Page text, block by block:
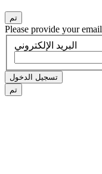
تم
Please provide your email
البريد الإلكتروني
تسجيل الدخول
تم